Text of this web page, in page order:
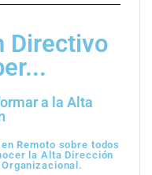
Directivo
a la Alta
Remoto sobre todos
la Alta Dirección